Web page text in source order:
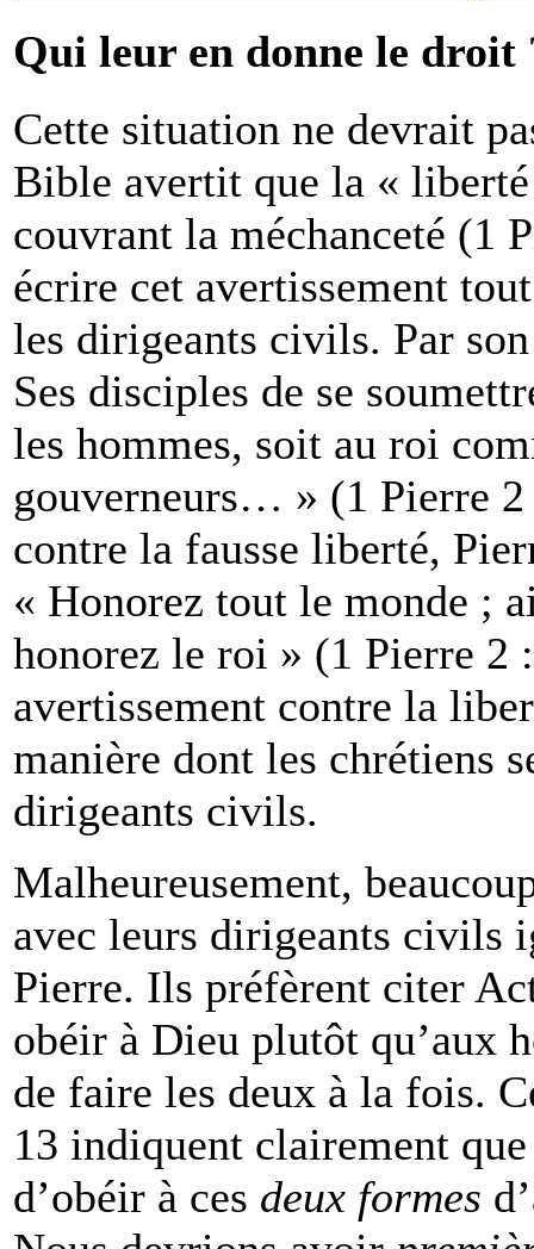
Qui leur en donne le droit
Cette situation ne devrait
Bible avertit que la «
couvrant la méchanceté (1
écrire cet avertissement
les dirigeants civils. Par
Ses disciples de se
les hommes, soit au roi
gouverneurs… » (1 Pierre
contre la fausse liberté,
« Honorez tout le monde ;
honorez le roi » (1 Pierre 2
avertissement contre la
manière dont les chrétiens
dirigeants civils.
Malheureusement,
avec leurs dirigeants civils
Pierre. Ils préfèrent citer
obéir à Dieu plutôt qu’aux
de faire les deux à la fois.
13 indiquent clairement
d’obéir à ces deux formes